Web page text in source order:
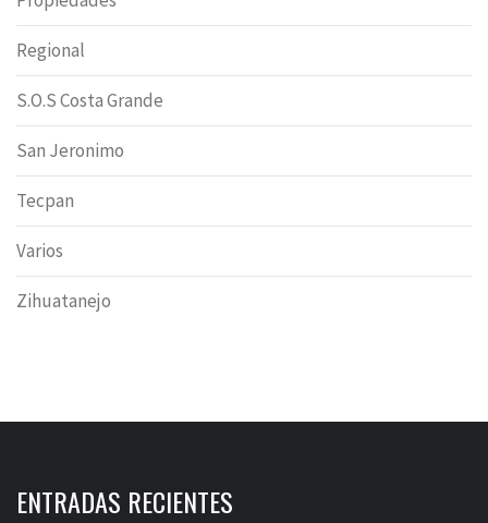
Regional
S.O.S Costa Grande
San Jeronimo
Tecpan
Varios
Zihuatanejo
ENTRADAS RECIENTES